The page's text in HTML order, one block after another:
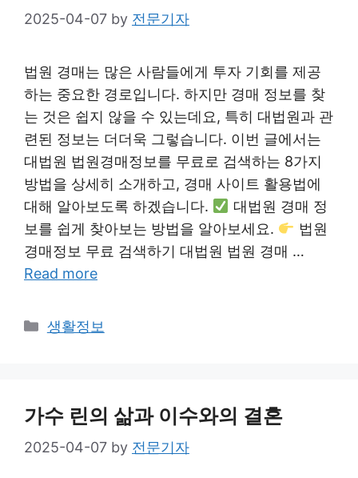
2025-04-07 by 전문기자
법원 경매는 많은 사람들에게 투자 기회를 제공
하는 중요한 경로입니다. 하지만 경매 정보를 찾
는 것은 쉽지 않을 수 있는데요, 특히 대법원과 관
련된 정보는 더더욱 그렇습니다. 이번 글에서는
대법원 법원경매정보를 무료로 검색하는 8가지
방법을 상세히 소개하고, 경매 사이트 활용법에
대해 알아보도록 하겠습니다.
대법원 경매 정
보를 쉽게 찾아보는 방법을 알아보세요.
법원
경매정보 무료 검색하기 대법원 법원 경매 …
Read more
Categories
생활정보
가수 린의 삶과 이수와의 결혼
2025-04-07 by 전문기자